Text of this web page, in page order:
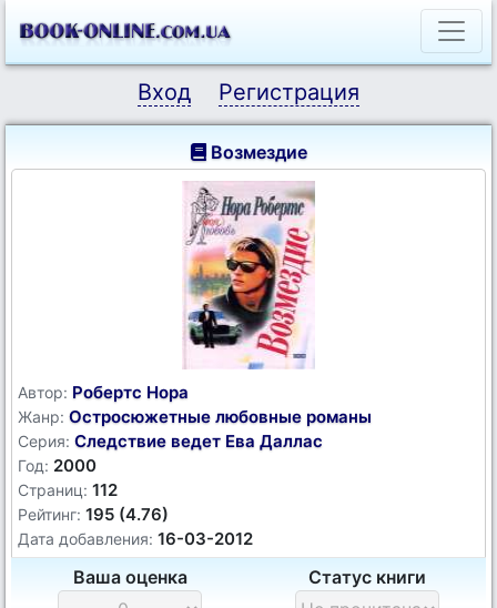
Вход Регистрация
Возмездие
Автор: Робертс Нора
Жанр: Остросюжетные любовные романы
Серия: Следствие ведет Ева Даллас
Год: 2000
Страниц: 112
Рейтинг: 195 (4.76)
Дата добавления: 16-03-2012
Ваша оценка Статус книги